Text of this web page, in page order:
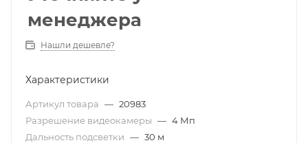
менеджера
Нашли дешевле?
Характеристики
Артикул товара — 20983
Разрешение видеокамеры — 4 Мп
Дальность подсветки — 30 м